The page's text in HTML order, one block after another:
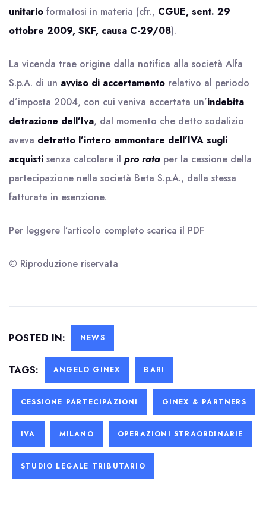
unitario formatosi in materia (cfr., CGUE, sent. 29
ottobre 2009, SKF, causa C-29/08).
La vicenda trae origine dalla notifica alla società Alfa
S.p.A. di un avviso di accertamento relativo al periodo
d’imposta 2004, con cui veniva accertata un’indebita
detrazione dell’Iva, dal momento che detto sodalizio
aveva detratto l’intero ammontare dell’IVA sugli
acquisti senza calcolare il pro rata per la cessione della
partecipazione nella società Beta S.p.A., dalla stessa
fatturata in esenzione.
Per leggere l’articolo completo scarica il PDF
© Riproduzione riservata
POSTED IN: NEWS
TAGS: ANGELO GINEX BARI
CESSIONE PARTECIPAZIONI GINEX & PARTNERS
IVA MILANO OPERAZIONI STRAORDINARIE
STUDIO LEGALE TRIBUTARIO